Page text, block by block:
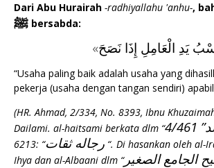
Dari Abu Hurairah -radhiyallahu 'anhu-,
ﷺ bersabda:
يَدِ الْعَامِلِ إِذَا نَصَحَ»
“Usaha paling baik adalah usaha yang
pekerja (usaha dengan tangan sendiri)
(HR. Ahmad, 2/334, No. 8393, Ibnu
Dailami. al-haitsami berkata dlm “
6213: “رجاله ثقات “. Di hasankan oleh al-
Ihya dan al-Albaani dlm “الجامع الصغير